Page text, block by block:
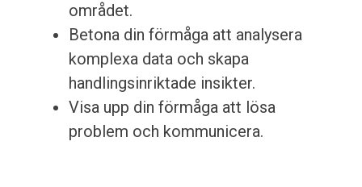
området.
Betona din förmåga att analysera
komplexa data och skapa
handlingsinriktade insikter.
Visa upp din förmåga att lösa
problem och kommunicera.